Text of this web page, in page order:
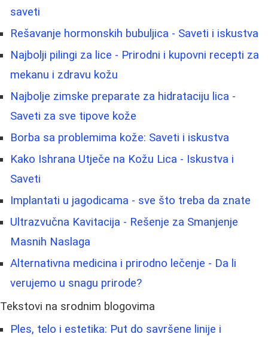
saveti
Rešavanje hormonskih bubuljica - Saveti i iskustva
Najbolji pilingi za lice - Prirodni i kupovni recepti za
mekanu i zdravu kožu
Najbolje zimske preparate za hidrataciju lica -
Saveti za sve tipove kože
Borba sa problemima kože: Saveti i iskustva
Kako Ishrana Utječe na Kožu Lica - Iskustva i
Saveti
Implantati u jagodicama - sve što treba da znate
Ultrazvučna Kavitacija - Rešenje za Smanjenje
Masnih Naslaga
Alternativna medicina i prirodno lečenje - Da li
verujemo u snagu prirode?
Tekstovi na srodnim blogovima
Ples, telo i estetika: Put do savršene linije i